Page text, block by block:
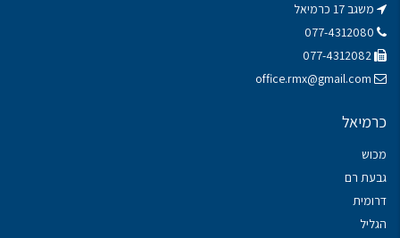
משגב 17 כרמיאל
office.rmx@gmail.com
כרמיאל
מכוש
גבעת רם
דרומית
הגליל